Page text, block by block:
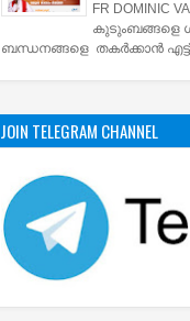
FR DOMINIC
കുടുംബങ്ങളെ
ബന്ധനങ്ങളെ തകർക്കാൻ എട്ട്
JOIN TELEGRAM CHANNEL